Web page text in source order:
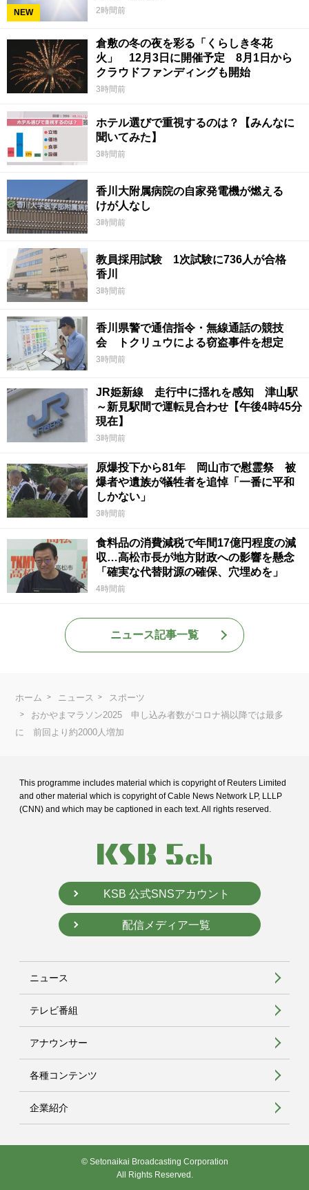
NEW 2時間前
倉敷の冬の夜を彩る「くらしき冬花
火」 12月3日に開催予定 8月1日から
クラウドファンディングも開始
3時間前
ホテル選びで重視するのは？【みんなに
聞いてみた】
3時間前
香川大附属病院の自家発電機が燃える
けが人なし
3時間前
教員採用試験 1次試験に736人が合格
香川
3時間前
香川県警で通信指令・無線通話の競技
会 トクリュウによる窃盗事件を想定
3時間前
JR姫新線 走行中に揺れを感知 津山駅
～新見駅間で運転見合わせ【午後4時45分
現在】
3時間前
原爆投下から81年 岡山市で慰霊祭 被
爆者や遺族が犠牲者を追悼「一番に平和
しかない」
3時間前
食料品の消費減税で年間17億円程度の減
収…高松市長が地方財政への影響を懸念
「確実な代替財源の確保、穴埋めを」
4時間前
ニュース記事一覧
ホーム ニュース
スポーツ
おかやまマラソン2025 申し込み者数がコロナ禍以降では最多
に 前回より約2000人増加
This programme includes material which is copyright of Reuters Limited
and other material which is copyright of Cable News Network LP, LLLP
(CNN) and which may be captioned in each text. All rights reserved.
KSB 公式SNSアカウント
配信メディア一覧
ニュース
テレビ番組
アナウンサー
各種コンテンツ
企業紹介
© Setonaikai Broadcasting Corporation
All Rights Reserved.